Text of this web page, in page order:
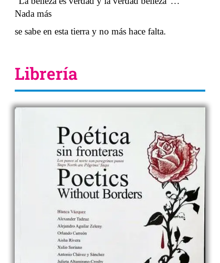
Nada más
se sabe en esta tierra y no más hace falta.
Librería